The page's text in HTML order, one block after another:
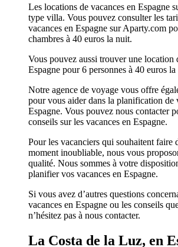
Les locations de vacances en Espagne
type villa. Vous pouvez consulter les
vacances en Espagne sur Aparty.com
chambres à 40 euros la nuit.
Vous pouvez aussi trouver une location
Espagne pour 6 personnes à 40 euros
Notre agence de voyage vous offre
pour vous aider dans la planification de
Espagne. Vous pouvez nous contacter
conseils sur les vacances en Espagne.
Pour les vacanciers qui souhaitent faire
moment inoubliable, nous vous
qualité. Nous sommes à votre
planifier vos vacances en Espagne.
Si vous avez d’autres questions
vacances en Espagne ou les conseils
n’hésitez pas à nous contacter.
La Costa de la Luz, en